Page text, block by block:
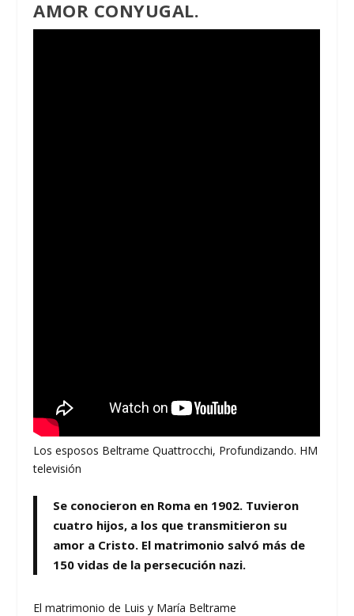
AMOR CONYUGAL.
Los esposos Beltrame Quattrocchi, Profundizando. HM
televisión
Se conocieron en Roma en 1902. Tuvieron
cuatro hijos, a los que transmitieron su
amor a Cristo. El matrimonio salvó más de
150 vidas de la persecución nazi.
El matrimonio de Luis y María Beltrame